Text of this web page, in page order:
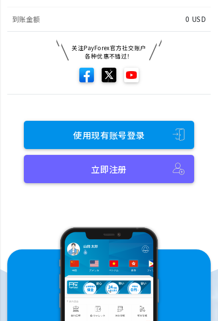
到账金额 0 USD
关注PayForex官方社交账户
各种优惠不错过！
使用现有账号登录
立即注册